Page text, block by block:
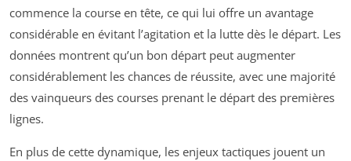
commence la course en tête, ce qui lui offre un avantage
considérable en évitant l’agitation et la lutte dès le départ. Les
données montrent qu’un bon départ peut augmenter
considérablement les chances de réussite, avec une majorité
des vainqueurs des courses prenant le départ des premières
lignes.
En plus de cette dynamique, les enjeux tactiques jouent un